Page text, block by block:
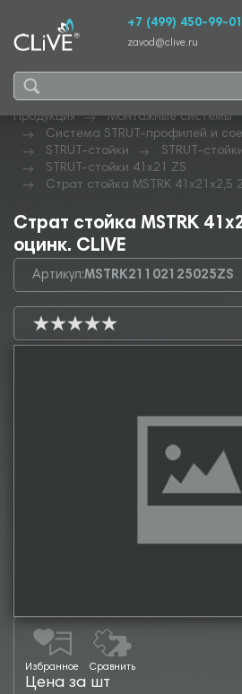
+7 (499) 450-99-01
zavod@clive.ru
Продукция
Монтажные системы
Система STRUT-профилей и
STRUT-стойки
STRUT-
STRUT-стойки 41х21 ZS
Страт стойка MSTRK 41х21х2,5
Страт стойка MSTRK
оцинк. CLIVE
Артикул:MSTRK21102125025ZS
Избранное Сравнить
Цена за шт